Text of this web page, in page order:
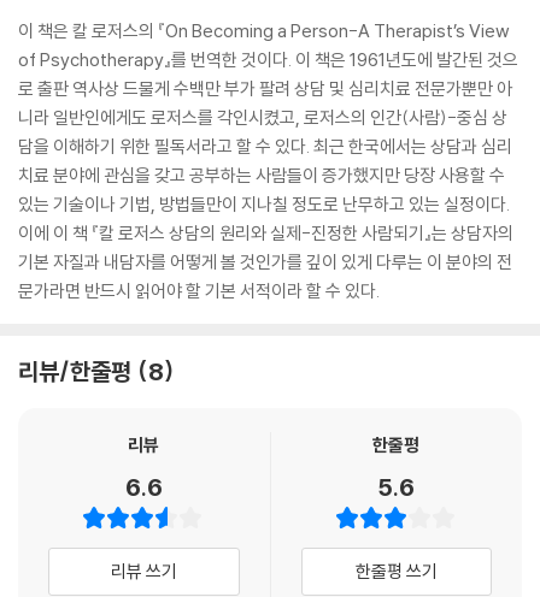
이 책은 칼 로저스의 『On Becoming a Person-A Therapist’s View
of Psychotherapy』를 번역한 것이다. 이 책은 1961년도에 발간된 것으
로 출판 역사상 드물게 수백만 부가 팔려 상담 및 심리치료 전문가뿐만 아
니라 일반인에게도 로저스를 각인시켰고, 로저스의 인간(사람)-중심 상
담을 이해하기 위한 필독서라고 할 수 있다. 최근 한국에서는 상담과 심리
치료 분야에 관심을 갖고 공부하는 사람들이 증가했지만 당장 사용할 수
있는 기술이나 기법, 방법들만이 지나칠 정도로 난무하고 있는 실정이다.
이에 이 책 『칼 로저스 상담의 원리와 실제-진정한 사람되기』는 상담자의
기본 자질과 내담자를 어떻게 볼 것인가를 깊이 있게 다루는 이 분야의 전
문가라면 반드시 읽어야 할 기본 서적이라 할 수 있다.
리뷰/한줄평 8
리뷰
6.6
리뷰 쓰기
한줄평
5.6
한줄평 쓰기